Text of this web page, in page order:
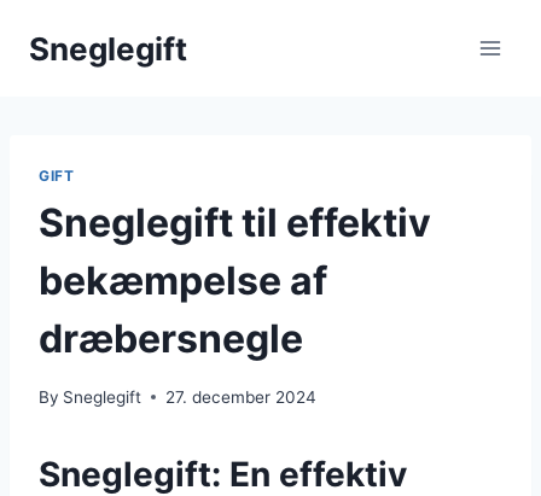
Sneglegift
GIFT
Sneglegift til effektiv
bekæmpelse af
dræbersnegle
By Sneglegift 27. december 2024
Sneglegift: En effektiv